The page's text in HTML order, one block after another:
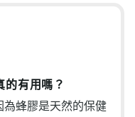
的有用嗎？
為蜂膠是天然的保健